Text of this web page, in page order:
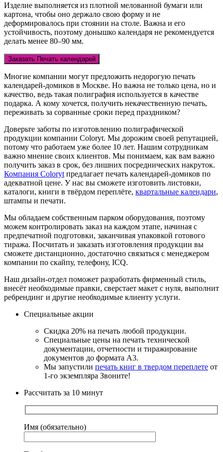
Изделие выполняется из плотной мелованной бумаги или
картона, чтобы оно держало свою форму и не
деформировалось при стоянии на столе. Важна и его
устойчивость, поэтому донышко календаря не рекомендуется
делать менее 80–90 мм.
Заказать Печать календарей
Многие компании могут предложить недорогую печать
календарей-домиков в Москве. Но важна не только цена, но и
качество, ведь такая полиграфия используется в качестве
подарка. А кому хочется, получить некачественную печать,
переживать за сорванные сроки перед праздником?
Доверьте заботы по изготовлению полиграфической
продукции компании Coloryt. Мы дорожим своей репутацией,
потому что работаем уже более 10 лет. Нашим сотрудникам
важно мнение своих клиентов. Мы понимаем, как вам важно
получить заказ в срок, без лишних посреднических накруток.
Компания Coloryt предлагает печать календарей-домиков по
адекватной цене. У нас вы сможете изготовить листовки,
каталоги, книги в твёрдом переплёте, квартальные календари,
штампы и печати.
Мы обладаем собственным парком оборудования, поэтому
можем контролировать заказ на каждом этапе, начиная с
предпечатной подготовки, заканчивая упаковкой готового
тиража. Посчитать и заказать изготовления продукции вы
сможете дистанционно, достаточно связаться с менеджером
компании по скайпу, телефону, ICQ.
Наш дизайн-отдел поможет разработать фирменный стиль,
внесёт необходимые правки, сверстает макет с нуля, выполнит
ребрендинг и другие необходимые клиенту услуги.
Специальные акции
Скидка 20% на печать любой продукции.
Специальные цены на печать технической
документации, отчетности и тиражирование
документов до формата А3.
Мы запустили печать книг в твердом переплете от
1-го экземпляра Звоните!
Рассчитать за 10 минут
Имя (обязательно)